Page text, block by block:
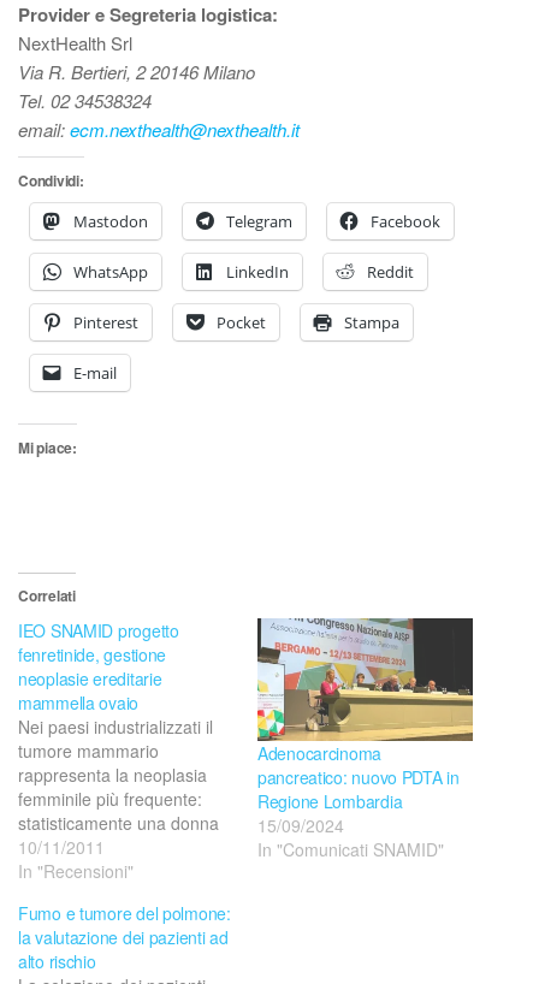
Provider e Segreteria logistica:
NextHealth Srl
Via R. Bertieri, 2 20146 Milano
Tel. 02 34538324
email:ecm.nexthealth@nexthealth.it
Condividi:
Mastodon
Telegram Facebook
WhatsApp LinkedIn Reddit
Pinterest Pocket Stampa
E-mail
Mi piace:
Correlati
IEO SNAMID progetto
fenretinide, gestione
neoplasie ereditarie
mammella ovaio
Nei paesi industrializzati il
tumore mammario
rappresenta la neoplasia
femminile più frequente:
statisticamente una donna
su 10 svilupperà una
neoplasia mammaria
dell’ovaio-tube interessa
circa 2-3 donne su 100.
Nell’ambito di queste
10/11/2011
In "Recensioni"
Adenocarcinoma
pancreatico: nuovo PDTA in
Regione Lombardia
15/09/2024
In "Comunicati SNAMID"
Fumo e tumore del polmone:
la valutazione dei pazienti ad
alto rischio